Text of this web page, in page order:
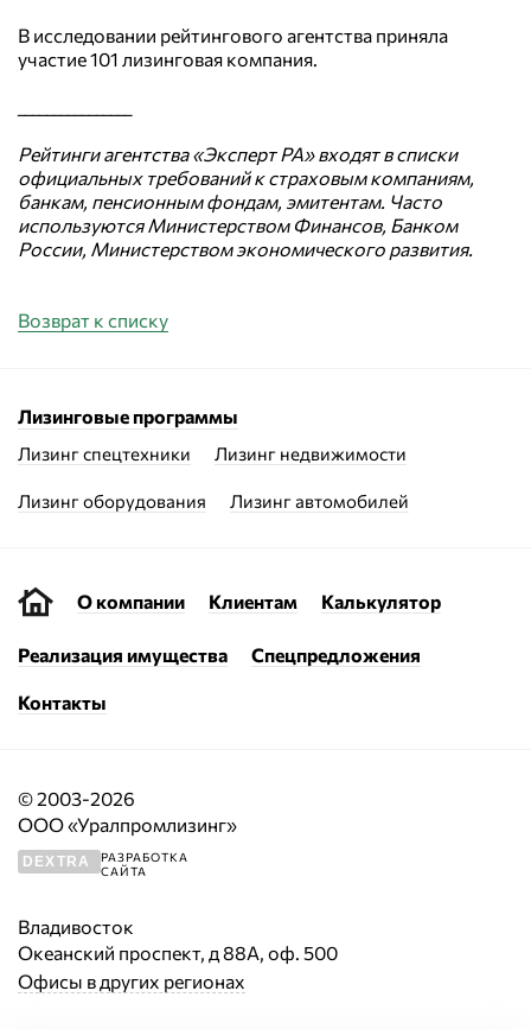
В исследовании рейтингового агентства приняла
участие 101 лизинговая компания.
Рейтинги агентства «Эксперт РА» входят в списки
официальных требований к страховым компаниям,
банкам, пенсионным фондам, эмитентам. Часто
используются Министерством Финансов, Банком
России, Министерством экономического развития.
Возврат к списку
Лизинговые программы
Лизинг спецтехники Лизинг недвижимости
Лизинг оборудования Лизинг автомобилей
О компании Клиентам Калькулятор
Реализация имущества Спецпредложения
Контакты
© 2003-2026
ООО «Уралпромлизинг»
DEXTRA
РАЗРАБОТКА
САЙТА
Владивосток
Океанский проспект, д 88А, оф. 500
Офисы в других регионах